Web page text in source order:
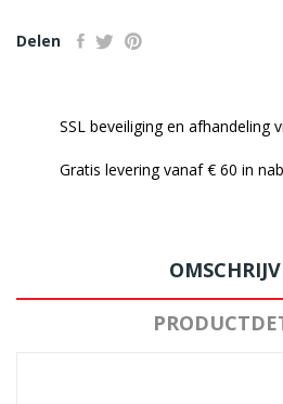
Delen
SSL beveiliging en afhandeling
Gratis levering vanaf € 60 in